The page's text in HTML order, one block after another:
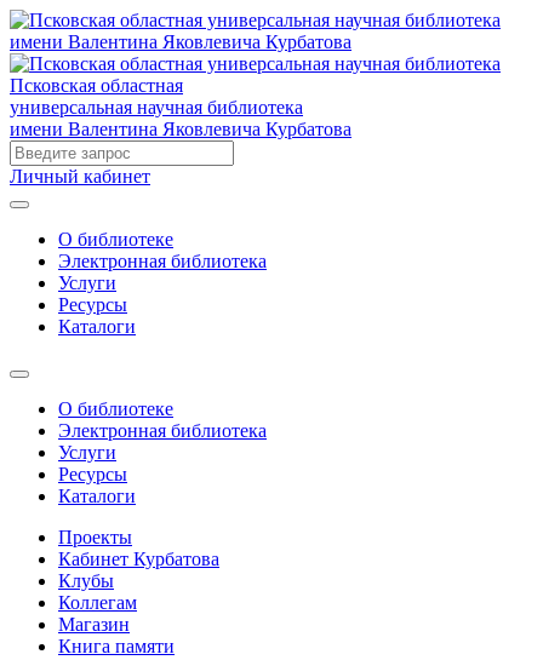
Псковская областная
универсальная научная библиотека
имени Валентина Яковлевича Курбатова
Личный кабинет
О библиотеке
Электронная библиотека
Услуги
Ресурсы
Каталоги
О библиотеке
Электронная библиотека
Услуги
Ресурсы
Каталоги
Проекты
Кабинет Курбатова
Клубы
Коллегам
Магазин
Книга памяти